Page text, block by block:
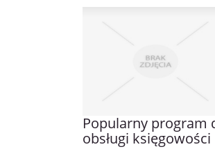
Popularny program
obsługi księgowości